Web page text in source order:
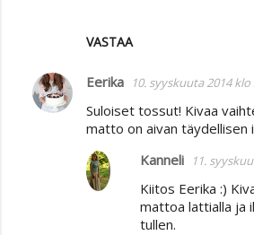
VASTAA
Eerika 10. syyskuuta 2014 klo
Suloiset tossut! Kivaa
matto on aivan täydellisen
Kanneli 11.
Kiitos Eerika :)
mattoa lattialla ja
tullen.